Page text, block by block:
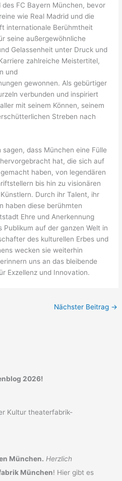
FC Bayern München, bevor
wie Real Madrid und die
internationale Berühmtheit
seine außergewöhnliche
Gelassenheit unter Druck und
zahlreiche Meistertitel,
und
gewonnen. Als gebürtiger
verbunden und inspiriert
mit seinem Können, seinem
Streben nach
dass München eine Fülle
hat, die sich auf
haben, von legendären
bis hin zu visionären
Durch ihr Talent, ihr
haben diese berühmten
Ehre und Anerkennung
auf der ganzen Welt in
des kulturellen Erbes und
wecken sie weiterhin
uns an das bleibende
Exzellenz und Innovation.
Nächster Beitrag →
2026!
München. Herzlich
München! Hier gibt es